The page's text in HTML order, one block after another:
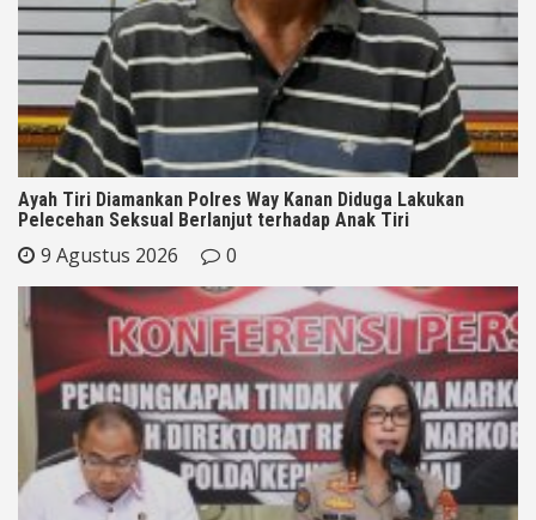
Ayah Tiri Diamankan Polres Way Kanan Diduga Lakukan
Pelecehan Seksual Berlanjut terhadap Anak Tiri
9 Agustus 2026 0